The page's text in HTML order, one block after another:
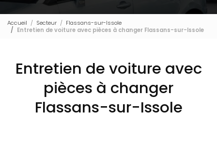
Accueil Secteur
Flassans-sur-Issole
Entretien de voiture avec pièces à changer Flassans-sur-Issole
Entretien de voiture avec
pièces à changer
Flassans-sur-Issole